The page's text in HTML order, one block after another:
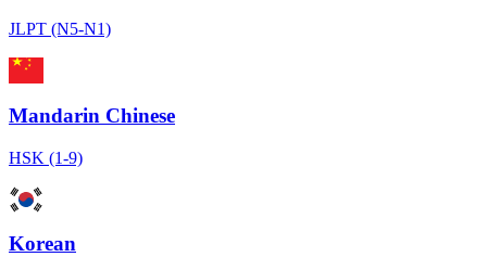
JLPT (N5-N1)
Mandarin Chinese
HSK (1-9)
Korean